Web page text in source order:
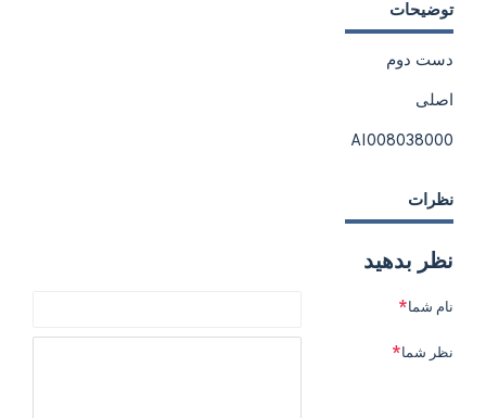
توضیحات
دست دوم
اصلی
AI008038000
نظرات
نظر بدهید
نام شما
نظر شما